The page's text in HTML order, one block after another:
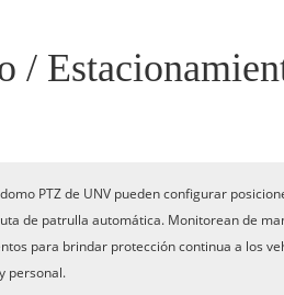
/
PTZ de UNV pueden configurar
de patrulla automática. Monitorean de
para brindar protección continua a los
personal.